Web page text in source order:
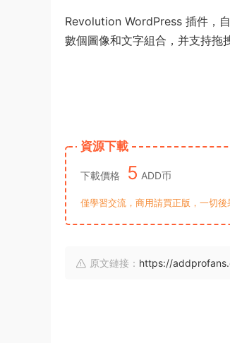
Revolution WordPress 插件，
數個圖像和文字組合，并支持拖
資源下載
下載價格 5 ADD币
僅學習交流，商用請買正版，一切
原文鏈接： https://